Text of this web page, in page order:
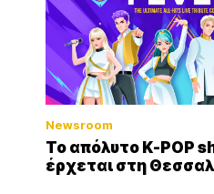
Newsroom
Το απόλυτο K-POP
έρχεται στη